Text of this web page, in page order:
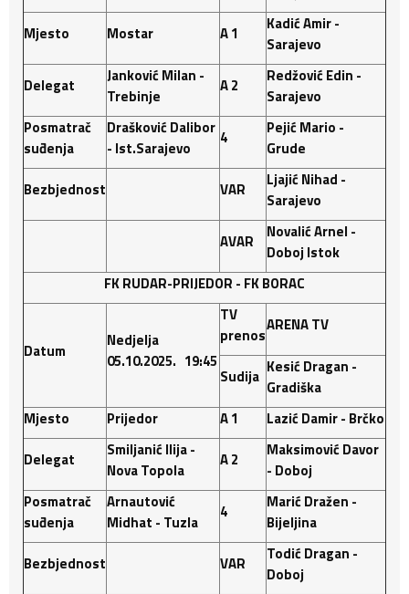
Mjesto
Mostar A 1
Kadić Amir -
Sarajevo
Delegat
Janković Milan -
Trebinje
A 2
Redžović Edin -
Sarajevo
Posmatrač
suđenja
Drašković Dalibor
- Ist.Sarajevo
4
Pejić Mario -
Grude
Bezbjednost
VAR
Ljajić Nihad -
Sarajevo
AVAR
Novalić Arnel -
Doboj Istok
FK RUDAR-PRIJEDOR - FK BORAC
Datum
Nedjelja
05.10.2025. 19:45
TV
prenos
ARENA TV
Sudija Kesić Dragan -
Gradiška
Mjesto
Prijedor A 1
Lazić Damir - Brčko
Delegat
Smiljanić Ilija -
Nova Topola
A 2
Maksimović Davor
- Doboj
Posmatrač
suđenja
Arnautović
Midhat - Tuzla
4
Marić Dražen -
Bijeljina
Bezbjednost
VAR
Todić Dragan -
Doboj